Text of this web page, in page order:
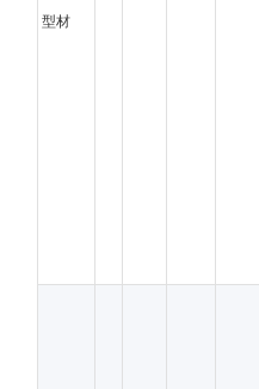
型材